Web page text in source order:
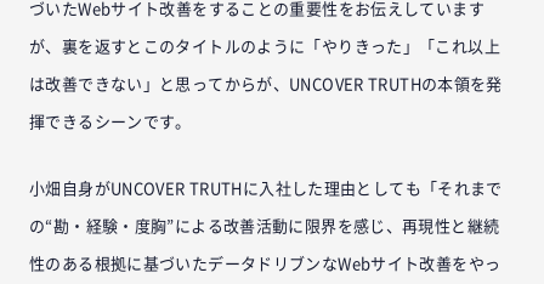
づいたWebサイト改善をすることの重要性をお伝えしています
が、裏を返すとこのタイトルのように「やりきった」「これ以上
は改善できない」と思ってからが、UNCOVER TRUTHの本領を発
揮できるシーンです。
小畑自身がUNCOVER TRUTHに入社した理由としても「それまで
の“勘・経験・度胸”による改善活動に限界を感じ、再現性と継続
性のある根拠に基づいたデータドリブンなWebサイト改善をやっ